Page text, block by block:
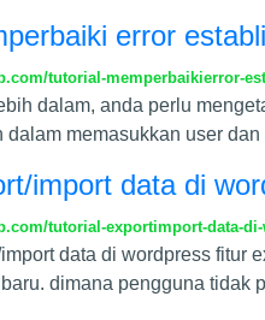
error
tutorial-memperbaikierror-
dalam, anda perlu
dalam memasukkan user
import data di
tutorial-exportimport-data-
data di wordpress fitur
dimana pengguna tidak